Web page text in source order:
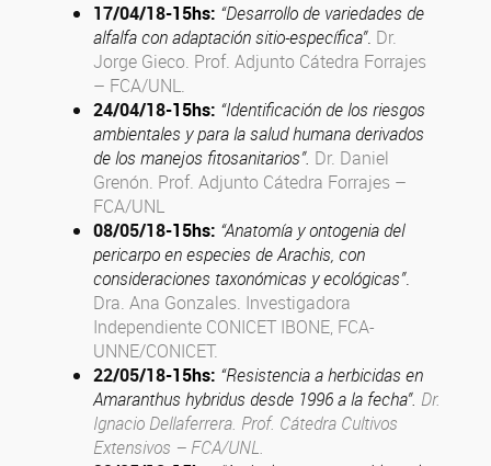
17/04/18-15hs: “Desarrollo de variedades de
alfalfa con adaptación sitio-específica”. Dr.
Jorge Gieco. Prof. Adjunto Cátedra Forrajes
– FCA/UNL.
24/04/18-15hs: “Identificación de los riesgos
ambientales y para la salud humana derivados
de los manejos fitosanitarios”. Dr. Daniel
Grenón. Prof. Adjunto Cátedra Forrajes –
FCA/UNL
08/05/18-15hs: “Anatomía y ontogenia del
pericarpo en especies de Arachis, con
consideraciones taxonómicas y ecológicas”.
Dra. Ana Gonzales. Investigadora
Independiente CONICET IBONE, FCA-
UNNE/CONICET.
22/05/18-15hs: “Resistencia a herbicidas en
Amaranthus hybridus desde 1996 a la fecha”. Dr.
Ignacio Dellaferrera. Prof. Cátedra Cultivos
Extensivos – FCA/UNL.